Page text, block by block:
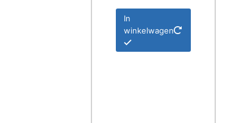
In
winkelwagen